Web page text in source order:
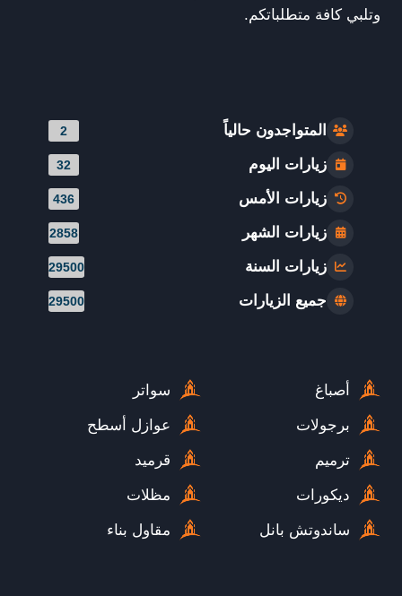
وتلبي كافة متطلباتكم.
المتواجدون حالياً 2
زيارات اليوم 32
زيارات الأمس 436
زيارات الشهر 2858
زيارات السنة 29500
جميع الزيارات 29500
أصباغ
برجولات
ترميم
ديكورات
ساندوتش بانل
سواتر
عوازل أسطح
قرميد
مظلات
مقاول بناء